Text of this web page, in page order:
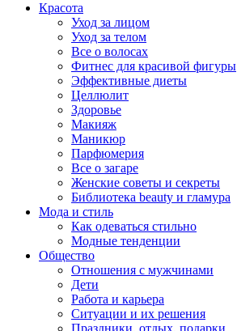
Красота
Уход за лицом
Уход за телом
Все о волосах
Фитнес для красивой фигуры
Эффективные диеты
Целлюлит
Здоровье
Макияж
Маникюр
Парфюмерия
Все о загаре
Женские советы и секреты
Библиотека beauty и гламура
Мода и стиль
Как одеваться стильно
Модные тенденции
Общество
Отношения с мужчинами
Дети
Работа и карьера
Ситуации и их решения
Праздники, отдых, подарки